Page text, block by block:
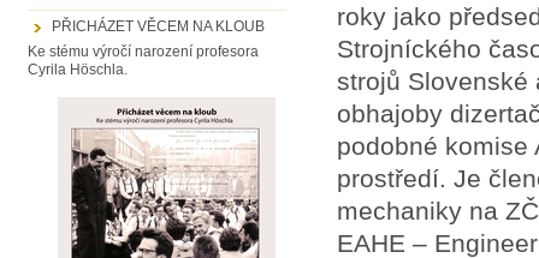
PŘICHÁZET VĚCEM NA KLOUB
Ke stému výročí narození profesora
Cyrila Höschla.
roky jako
Strojníckého
strojů Slovenské
obhajoby
podobné komise
prostředí. Je
mechaniky na
EAHE –